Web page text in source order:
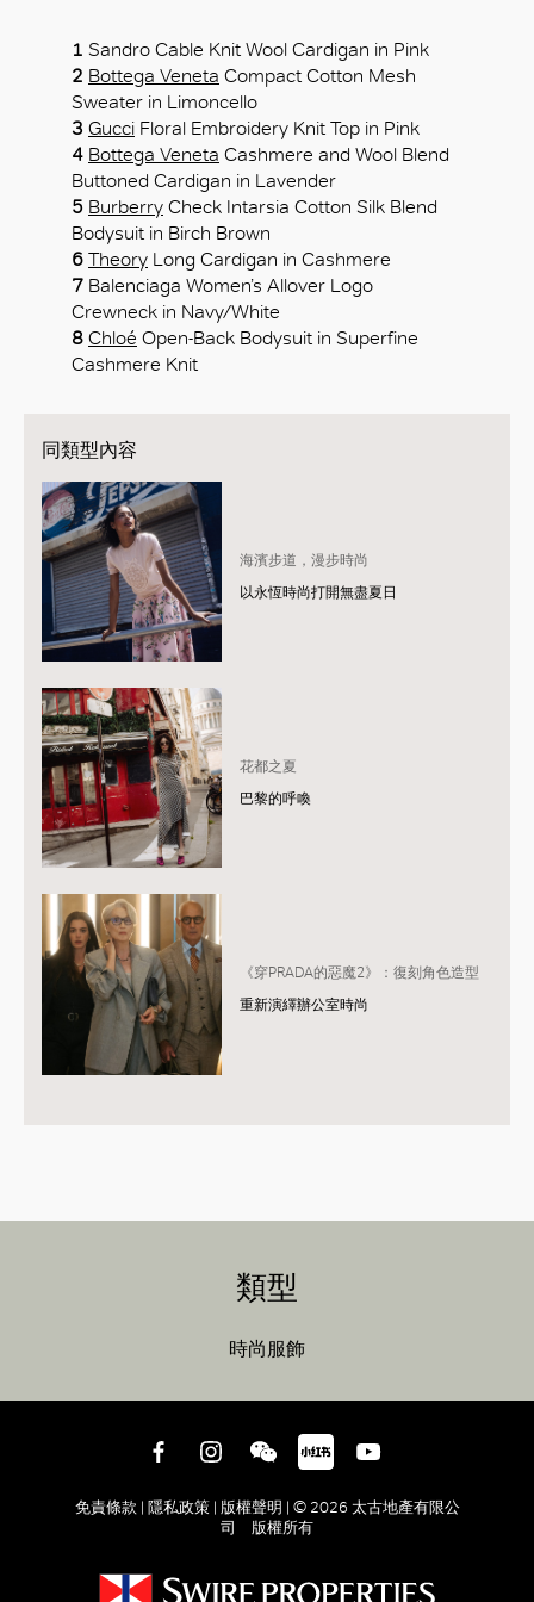
1 Sandro Cable Knit Wool Cardigan in Pink
2 Bottega Veneta Compact Cotton Mesh
Sweater in Limoncello
3 Gucci Floral Embroidery Knit Top in Pink
4 Bottega Veneta Cashmere and Wool Blend
Buttoned Cardigan in Lavender
5 Burberry Check Intarsia Cotton Silk Blend
Bodysuit in Birch Brown
6 Theory Long Cardigan in Cashmere
7 Balenciaga Women’s Allover Logo
Crewneck in Navy/White
8 Chloé Open-Back Bodysuit in Superfine
Cashmere Knit
同類型內容
海濱步道，漫步時尚
以永恆時尚打開無盡夏日
花都之夏
巴黎的呼喚
《穿PRADA的惡魔2》：復刻角色造型
重新演繹辦公室時尚
類型
時尚服飾
免責條款 | 隱私政策 | 版權聲明 | © 2026 太古地產有限公
司 版權所有